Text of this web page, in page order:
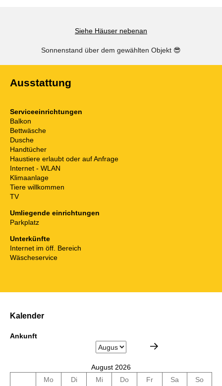
Siehe Häuser nebenan
Sonnenstand über dem gewählten Objekt 😎
Ausstattung
Serviceeinrichtungen
Balkon
Bettwäsche
Dusche
Handtücher
Haustiere erlaubt oder auf Anfrage
Internet - WLAN
Klimaanlage
Tiere willkommen
TV
Umliegende einrichtungen
Parkplatz
Unterkünfte
Internet im öff. Bereich
Wäscheservice
Kalender
Ankunft
August 2026
Mo
Di Mi Do Fr Sa
So